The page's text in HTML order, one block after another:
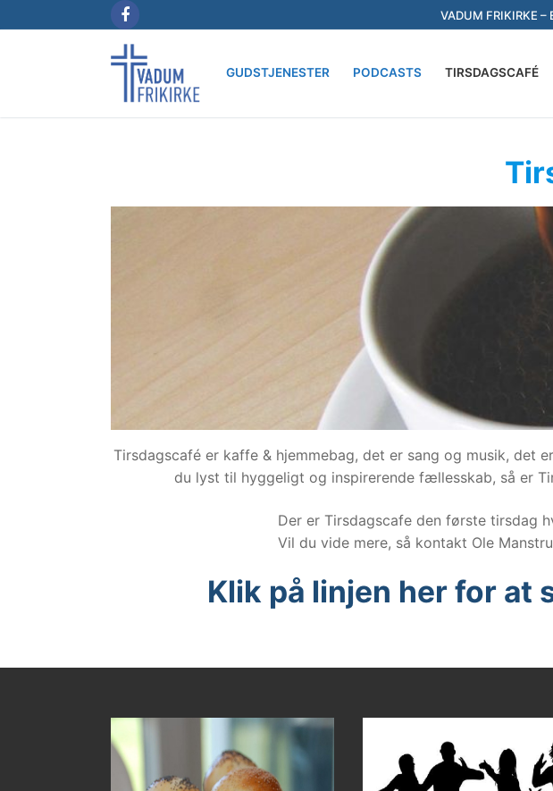
til
VADUM FRIKIRKE –
GUDSTJENESTER PODCASTS TIRSDAGSCAFÉ
Tirsdagscafé er kaffe & hjemmebag, det er sang og musik, det
du lyst til hyggeligt og inspirerende fællesskab, så er
Der er Tirsdagscafe den første tirsdag
Vil du vide mere, så kontakt Ole
Klik på linjen her for